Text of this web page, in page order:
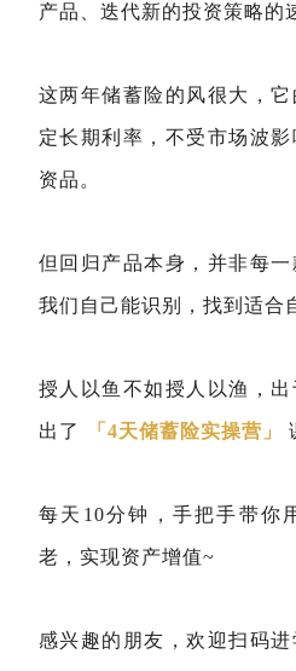
产品、迭代新的投资策略的
这两年储蓄险的风很大，
定长期利率，不受市场波
资品。
但回归产品本身，并非每
我们自己能识别，找到适合
授人以鱼不如授人以渔，
出了 「4天储蓄险实操营」
每天10分钟，手把手带你
老，实现资产增值~
感兴趣的朋友，欢迎扫码